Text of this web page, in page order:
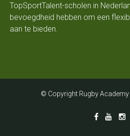
TopSportTalent-scholen in
bevoegdheid hebben om een
aan te bieden.
© Copyright Rugby